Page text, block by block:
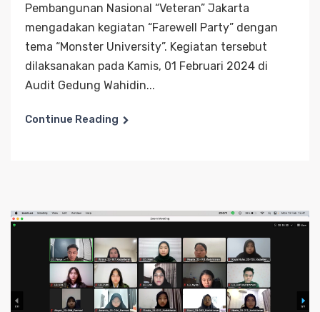
Pembangunan Nasional “Veteran” Jakarta
mengadakan kegiatan “Farewell Party” dengan
tema “Monster University”. Kegiatan tersebut
dilaksanakan pada Kamis, 01 Februari 2024 di
Audit Gedung Wahidin...
Continue Reading